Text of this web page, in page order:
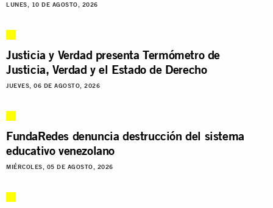
LUNES, 10 DE AGOSTO, 2026
Justicia y Verdad presenta Termómetro de
Justicia, Verdad y el Estado de Derecho
JUEVES, 06 DE AGOSTO, 2026
FundaRedes denuncia destrucción del sistema
educativo venezolano
MIÉRCOLES, 05 DE AGOSTO, 2026